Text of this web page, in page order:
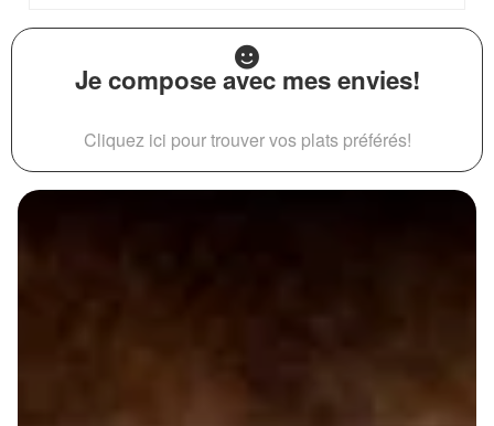
Je compose avec mes envies!
Cliquez ici pour trouver vos plats préférés!